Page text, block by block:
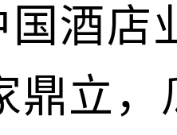
国酒店
鼎立